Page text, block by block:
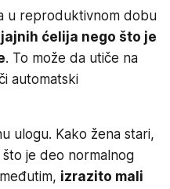
u reproduktivnom dobu
ćelija nego što je
. To može da utiče na
automatski
ulogu. Kako žena stari,
je deo normalnog
izrazito mali